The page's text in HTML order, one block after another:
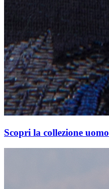
Scopri la collezione uomo